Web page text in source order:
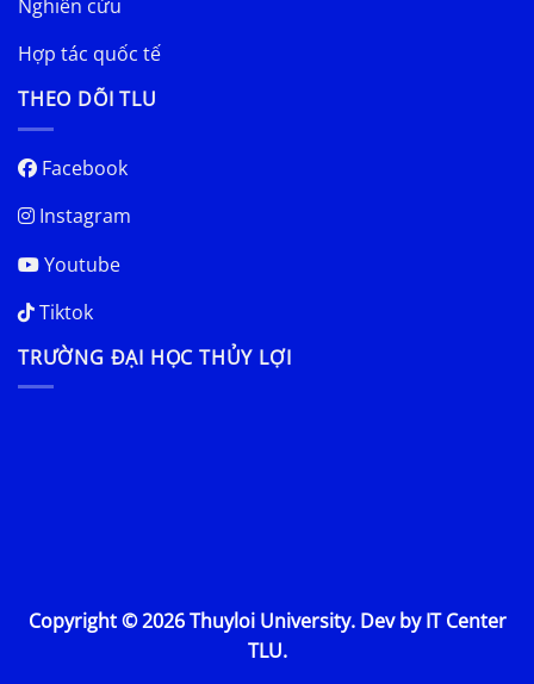
Nghiên cứu
Hợp tác quốc tế
THEO DÕI TLU
Facebook
Instagram
Youtube
Tiktok
TRƯỜNG ĐẠI HỌC THỦY LỢI
Copyright © 2026 Thuyloi University. Dev by IT Center
TLU.